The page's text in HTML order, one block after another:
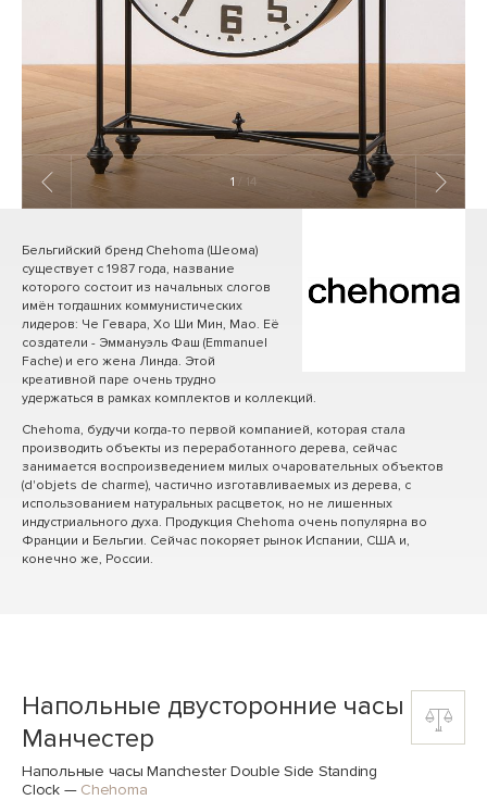
1 / 14
Бельгийский бренд Chehoma (Шеома)
существует с 1987 года, название
которого состоит из начальных слогов
имён тогдашних коммунистических
лидеров: Че Гевара, Хо Ши Мин, Мао. Её
создатели - Эммануэль Фаш (Emmanuel
Fache) и его жена Линда. Этой
креативной паре очень трудно
удержаться в рамках комплектов и коллекций.
Chehoma, будучи когда-то первой компанией, которая стала
производить объекты из переработанного дерева, сейчас
занимается воспроизведением милых очаровательных объектов
(d'objets de charme), частично изготавливаемых из дерева, с
использованием натуральных расцветок, но не лишенных
индустриального духа. Продукция Chehoma очень популярна во
Франции и Бельгии. Сейчас покоряет рынок Испании, США и,
конечно же, России.
Напольные двусторонние часы
Манчестер
Напольные часы Manchester Double Side Standing
Clock— Chehoma